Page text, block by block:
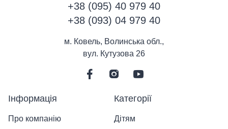
+38 (095) 40 979 40
+38 (093) 04 979 40
м. Ковель, Волинська обл.,
вул. Кутузова 26
Інформація
Про компанію
Категорії
Дітям